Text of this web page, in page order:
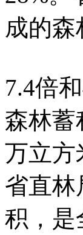
成的
7.4倍
森林蓄
万立方
省直林
积，是